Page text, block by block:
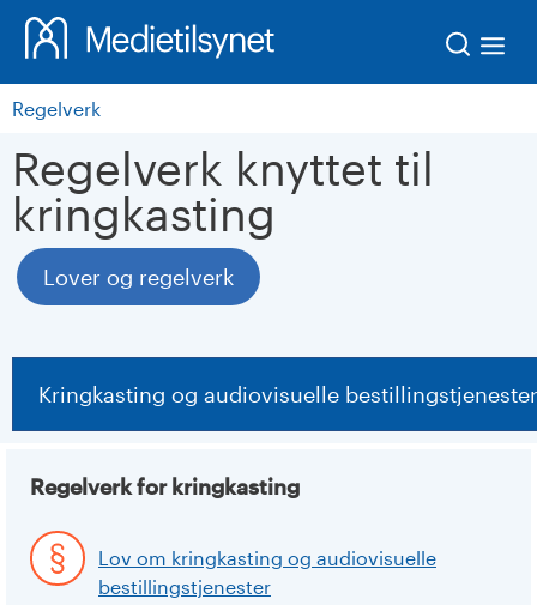
Regelverk
Regelverk knyttet til
kringkasting
Lover og regelverk
Kringkasting og audiovisuelle bestillingstjenester
Regelverk for kringkasting
Lov om kringkasting og audiovisuelle
bestillingstjenester